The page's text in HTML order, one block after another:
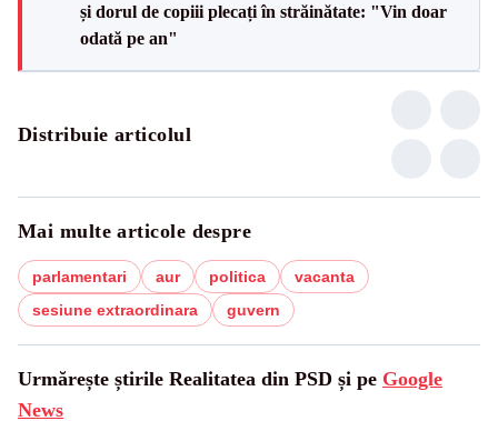
și dorul de copiii plecați în străinătate: "Vin doar
odată pe an"
Distribuie articolul
Mai multe articole despre
parlamentari aur politica
vacanta
sesiune extraordinara
guvern
Urmărește știrile Realitatea din PSD și pe Google
News